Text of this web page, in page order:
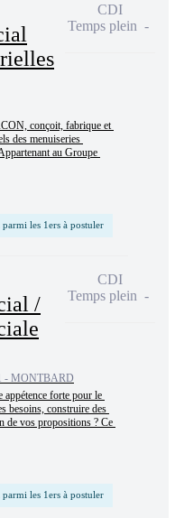
conçoit, fabrique et
des menuiseries
au Groupe
parmi les 1ers à postuler
CDI
Temps plein
/
- MONTBARD
appétence forte pour le
besoins, construire des
de vos propositions ? Ce
parmi les 1ers à postuler
CDI
Temps plein